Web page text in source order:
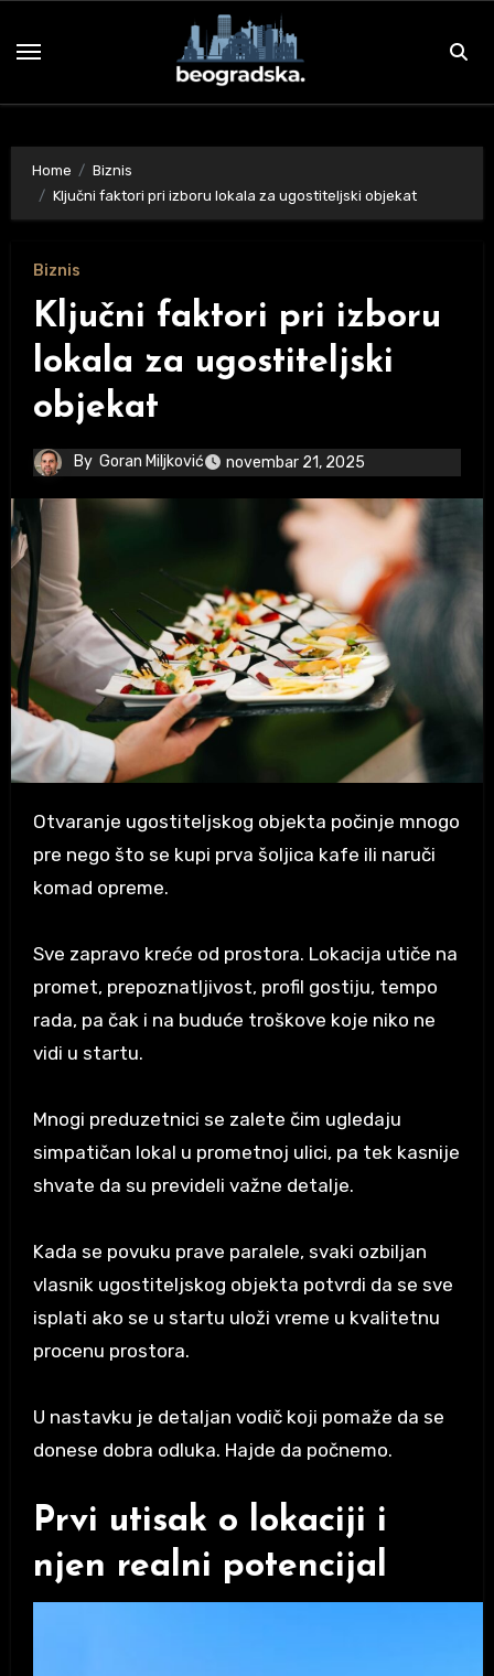
Home
Biznis
Ključni faktori pri izboru lokala za ugostiteljski objekat
Biznis
Ključni faktori pri izboru
lokala za ugostiteljski
objekat
By Goran Miljković novembar 21, 2025
Otvaranje ugostiteljskog objekta počinje mnogo
pre nego što se kupi prva šoljica kafe ili naruči
komad opreme.
Sve zapravo kreće od prostora. Lokacija utiče na
promet, prepoznatljivost, profil gostiju, tempo
rada, pa čak i na buduće troškove koje niko ne
vidi u startu.
Mnogi preduzetnici se zalete čim ugledaju
simpatičan lokal u prometnoj ulici, pa tek kasnije
shvate da su prevideli važne detalje.
Kada se povuku prave paralele, svaki ozbiljan
vlasnik ugostiteljskog objekta potvrdi da se sve
isplati ako se u startu uloži vreme u kvalitetnu
procenu prostora.
U nastavku je detaljan vodič koji pomaže da se
donese dobra odluka. Hajde da počnemo.
Prvi utisak o lokaciji i
njen realni potencijal